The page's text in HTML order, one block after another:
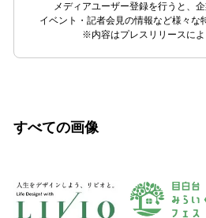
メディアユーザー登録を行うと、
イベント・記者会見の情報など様々な
※内容はプレスリリースによ
すべての画像